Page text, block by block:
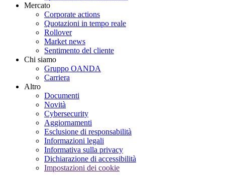
Mercato
Corporate actions
Quotazioni in tempo reale
Rollover
Market news
Sentimento del cliente
Chi siamo
Gruppo OANDA
Carriera
Altro
Documenti
Novità
Cybersecurity
Aggiornamenti
Esclusione di responsabilità
Informazioni legali
Informativa sulla privacy
Dichiarazione di accessibilità
Impostazioni dei cookie